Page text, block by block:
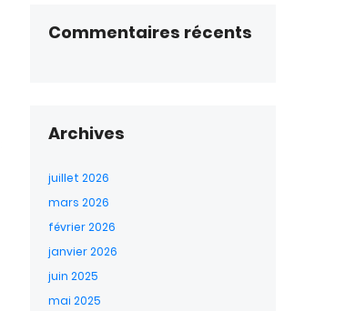
Commentaires récents
Archives
juillet 2026
mars 2026
février 2026
janvier 2026
juin 2025
mai 2025